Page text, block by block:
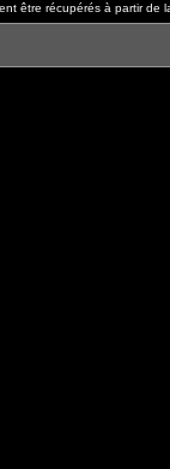
être récupérés à partir de